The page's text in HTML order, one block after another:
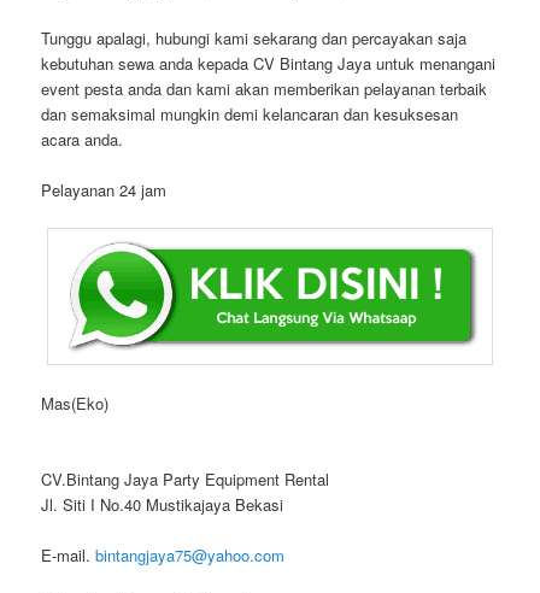
Tunggu apalagi, hubungi kami sekarang dan percayakan saja
kebutuhan sewa anda kepada CV Bintang Jaya untuk menangani
event pesta anda dan kami akan memberikan pelayanan terbaik
dan semaksimal mungkin demi kelancaran dan kesuksesan
acara anda.
Pelayanan 24 jam
Mas(Eko)
CV.Bintang Jaya Party Equipment Rental
Jl. Siti I No.40 Mustikajaya Bekasi
E-mail.bintangjaya75@yahoo.com